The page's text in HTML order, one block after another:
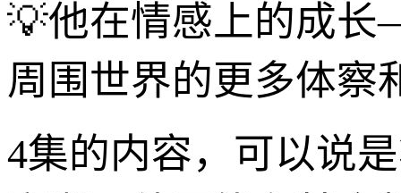
💡他在情感上的成
周围世界的更多体察
4集的内容，可以说